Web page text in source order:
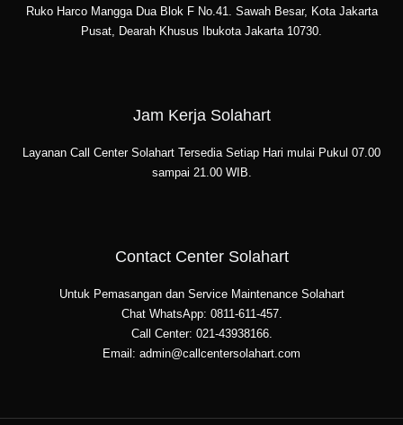
Ruko Harco Mangga Dua Blok F No.41. Sawah Besar, Kota Jakarta
Pusat, Dearah Khusus Ibukota Jakarta 10730.
Jam Kerja Solahart
Layanan Call Center Solahart Tersedia Setiap Hari mulai Pukul 07.00
sampai 21.00 WIB.
Contact Center Solahart
Untuk Pemasangan dan Service Maintenance Solahart
Chat WhatsApp: 0811-611-457.
Call Center: 021-43938166.
Email: admin@callcentersolahart.com